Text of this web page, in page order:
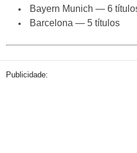
Bayern Munich — 6
Barcelona — 5 títulos
Publicidade: